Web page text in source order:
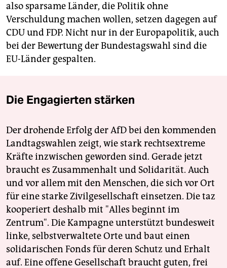
also sparsame Länder, die Politik ohne
Verschuldung machen wollen, setzen dagegen auf
CDU und FDP. Nicht nur in der Europapolitik, auch
bei der Bewertung der Bundestagswahl sind die
EU-Länder gespalten.
Die Engagierten stärken
Der drohende Erfolg der AfD bei den kommenden
Landtagswahlen zeigt, wie stark rechtsextreme
Kräfte inzwischen geworden sind. Gerade jetzt
braucht es Zusammenhalt und Solidarität. Auch
und vor allem mit den Menschen, die sich vor Ort
für eine starke Zivilgesellschaft einsetzen. Die taz
kooperiert deshalb mit "Alles beginnt im
Zentrum". Die Kampagne unterstützt bundesweit
linke, selbstverwaltete Orte und baut einen
solidarischen Fonds für deren Schutz und Erhalt
auf. Eine offene Gesellschaft braucht guten, frei